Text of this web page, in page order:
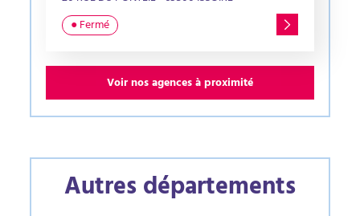
● Fermé
Voir nos agences à proximité
Autres départements